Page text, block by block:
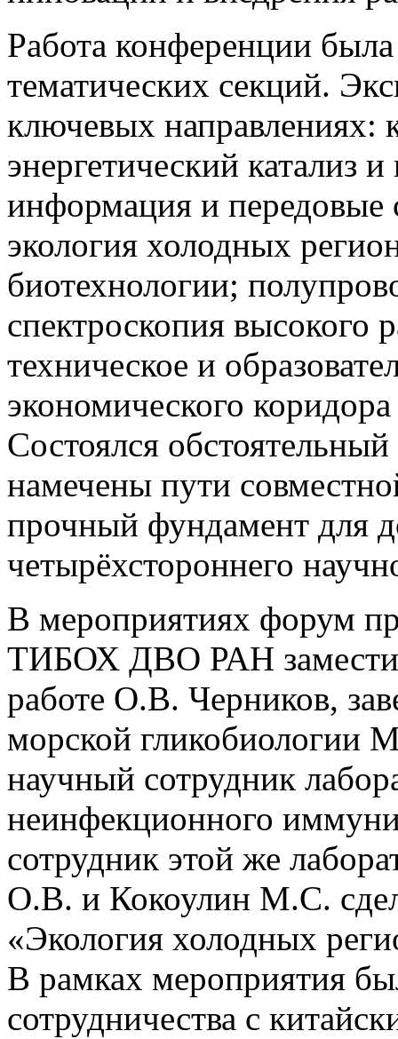
Работа конференции
тематических секций.
ключевых направлениях:
энергетический катализ
информация и передовые
экология холодных
биотехнологии;
спектроскопия высокого
техническое и
экономического
Состоялся
намечены пути
прочный фундамент для
четырёхстороннего
В мероприятиях форум
ТИБОХ ДВО РАН
работе О.В. Черников,
морской гликобиологии
научный сотрудник
неинфекционного
сотрудник этой же
О.В. и Кокоулин М.С.
«Экология холодных
В рамках мероприятия
сотрудничества с